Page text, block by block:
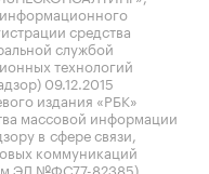
средства
службой
технологий
09.12.2015
издания «РБК»
массовой информации
в сфере связи,
коммуникаций
ЭЛ №ФС77-82385)